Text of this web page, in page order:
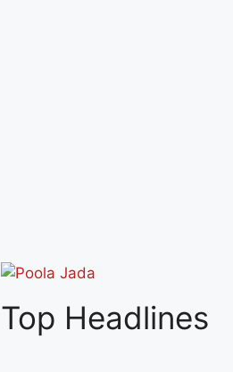
Top Headlines